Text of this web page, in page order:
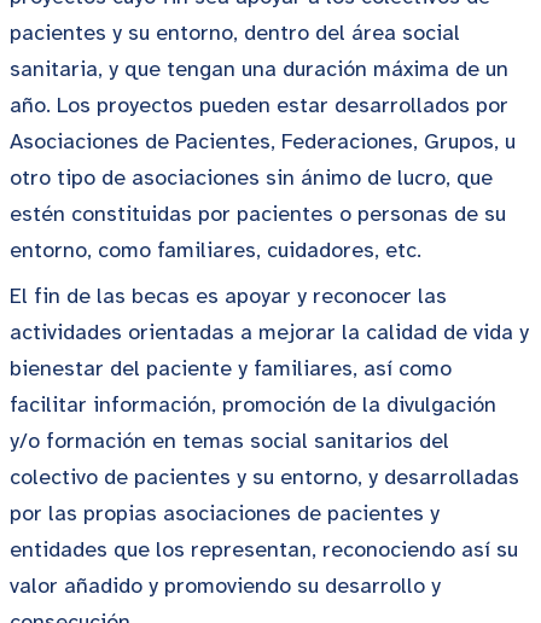
pacientes y su entorno, dentro del área social
sanitaria, y que tengan una duración máxima de un
año. Los proyectos pueden estar desarrollados por
Asociaciones de Pacientes, Federaciones, Grupos, u
otro tipo de asociaciones sin ánimo de lucro, que
estén constituidas por pacientes o personas de su
entorno, como familiares, cuidadores, etc.
El fin de las becas es apoyar y reconocer las
actividades orientadas a mejorar la calidad de vida y
bienestar del paciente y familiares, así como
facilitar información, promoción de la divulgación
y/o formación en temas social sanitarios del
colectivo de pacientes y su entorno, y desarrolladas
por las propias asociaciones de pacientes y
entidades que los representan, reconociendo así su
valor añadido y promoviendo su desarrollo y